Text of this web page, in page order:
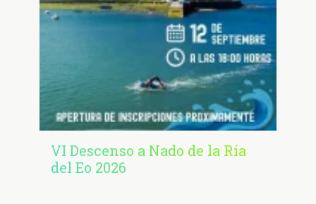
VI Descenso a Nado de la Ría
del Eo 2026